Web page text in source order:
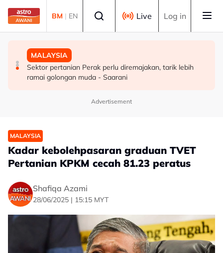
Skip to main content
BM | EN Live Log in
MALAYSIA
Rundingan import udang Thailand dijangka selesai
pertengahan bulan ini - Mohamad
POLITIK
PRN Melaka: BN terbuka untuk berunding, tukar kerusi -
Ahmad Zahid
MALAYSIA
Sektor pertanian Perak perlu diremajakan, tarik lebih
ramai golongan muda - Saarani
Advertisement
MALAYSIA
Kadar kebolehpasaran graduan TVET
Pertanian KPKM cecah 81.23 peratus
Shafiqa Azami
28/06/2025 | 15:15 MYT